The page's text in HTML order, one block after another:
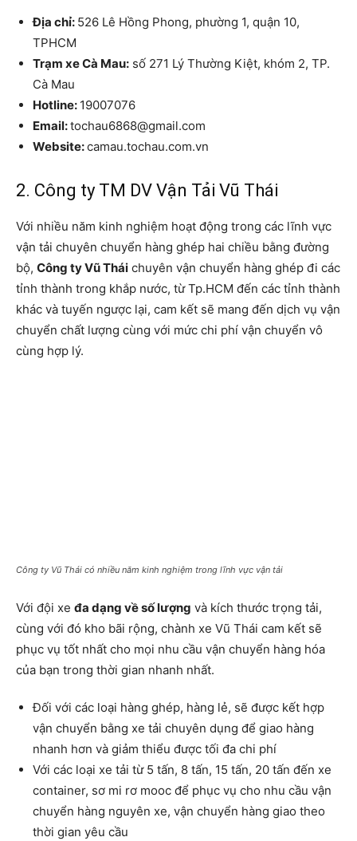
Địa chỉ: 526 Lê Hồng Phong, phường 1, quận 10,
TPHCM
Trạm xe Cà Mau: số 271 Lý Thường Kiệt, khóm 2, TP.
Cà Mau
Hotline: 19007076
Email:tochau6868@gmail.com
Website:camau.tochau.com.vn
2. Công ty TM DV Vận Tải Vũ Thái
Với nhiều năm kinh nghiệm hoạt động trong các lĩnh vực
vận tải chuyên chuyển hàng ghép hai chiều bằng đường
bộ, Công ty Vũ Thái chuyên vận chuyển hàng ghép đi các
tỉnh thành trong khắp nước, từ Tp.HCM đến các tỉnh thành
khác và tuyến ngược lại, cam kết sẽ mang đến dịch vụ vận
chuyển chất lượng cùng với mức chi phí vận chuyển vô
cùng hợp lý.
Công ty Vũ Thái có nhiều năm kinh nghiệm trong lĩnh vực vận tải
Với đội xe đa dạng về số lượng và kích thước trọng tải,
cùng với đó kho bãi rộng, chành xe Vũ Thái cam kết sẽ
phục vụ tốt nhất cho mọi nhu cầu vận chuyển hàng hóa
của bạn trong thời gian nhanh nhất.
Đối với các loại hàng ghép, hàng lẻ, sẽ được kết hợp
vận chuyển bằng xe tải chuyên dụng để giao hàng
nhanh hơn và giảm thiểu được tối đa chi phí
Với các loại xe tải từ 5 tấn, 8 tấn, 15 tấn, 20 tấn đến xe
container, sơ mi rơ mooc để phục vụ cho nhu cầu vận
chuyển hàng nguyên xe, vận chuyển hàng giao theo
thời gian yêu cầu